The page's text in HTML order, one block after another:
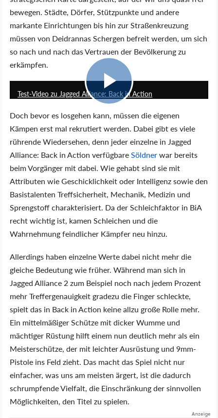
bewegen. Städte, Dörfer, Stützpunkte und andere
markante Einrichtungen bis hin zur Straßenkreuzung
müssen von Deidrannas Schergen befreit werden, um sich
so nach und nach das Vertrauen der Bevölkerung zu
erkämpfen.
Test-Video zu Jagged Alliance: Back in Action
Doch bevor es losgehen kann, müssen die eigenen
Kämpen erst mal rekrutiert werden. Dabei gibt es viele
rührende Wiedersehen, denn jeder einzelne in Jagged
Alliance: Back in Action verfügbareSöldnerwar bereits
beim Vorgänger mit dabei. Wie gehabt sind sie mit
Attributen wie Geschicklichkeit oder Intelligenz sowie den
Basistalenten Treffsicherheit, Mechanik, Medizin und
Sprengstoff charakterisiert. Da der Schleichfaktor in BiA
recht wichtig ist, kamen Schleichen und die
Wahrnehmung feindlicher Kämpfer neu hinzu.
Allerdings haben einzelne Werte dabei nicht mehr die
gleiche Bedeutung wie früher. Während man sich in
Jagged Alliance 2 zum Beispiel noch nach jedem Prozent
mehr Treffergenauigkeit gradezu die Finger schleckte,
spielt das in Back in Action keine allzu große Rolle mehr.
Ein mittelmäßiger Schütze mit dicker Wumme und
mächtiger Rüstung hilft einem nun deutlich mehr als ein
Meisterschütze, der mit leichter Ausrüstung und 9mm-
Pistole ins Feld zieht. Das macht das Spiel nicht nur
einfacher, was uns am meisten ärgert, ist die dadurch
schrumpfende Vielfalt, die Einschränkung der sinnvollen
Möglichkeiten, den Titel zu spielen.